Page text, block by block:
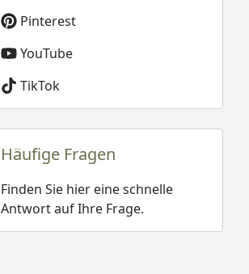
Pinterest
YouTube
TikTok
Häufige Fragen
Finden Sie hier eine schnelle
Antwort auf Ihre Frage.